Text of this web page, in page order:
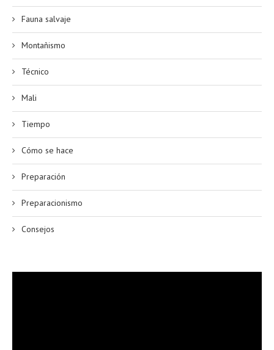
Fauna salvaje
Montañismo
Técnico
Mali
Tiempo
Cómo se hace
Preparación
Preparacionismo
Consejos